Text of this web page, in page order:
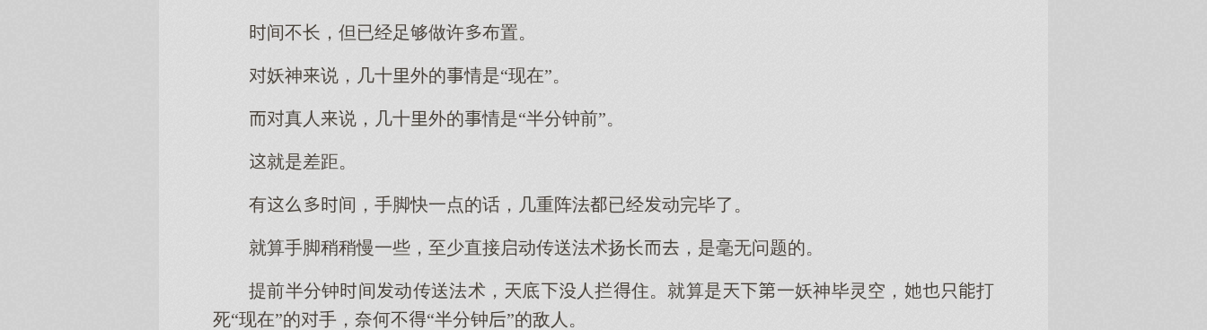
间不长，但已经足够做许布置。
妖神说，几十外的情是“现在”。
真人说，几十外的情是“半分钟前”。
就是差距。
有间，手脚快一点的话，几重阵法已经动完毕了。
就算手脚稍稍慢一些，至少直接启动传送法术扬长，是毫无问题的。
提前半分钟间动传送法术，底人拦住。就算是一妖神毕灵空，打
死“现在”的手，奈何不“半分钟”的敌人。